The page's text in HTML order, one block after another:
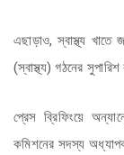
এছাড়াও, স্বাস্থ্য খাতে
(স্বাস্থ্য) গঠনের
প্রেস ব্রিফিংয়ে
কমিশনের সদস্য